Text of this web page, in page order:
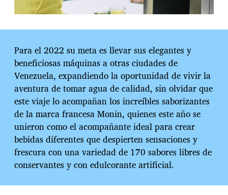
Para el 2022 su meta es llevar sus elegantes y
beneficiosas máquinas a otras ciudades de
Venezuela, expandiendo la oportunidad de vivir la
aventura de tomar agua de calidad, sin olvidar que
este viaje lo acompañan los increíbles saborizantes
de la marca francesa Monin, quienes este año se
unieron como el acompañante ideal para crear
bebidas diferentes que despierten sensaciones y
frescura con una variedad de 170 sabores libres de
conservantes y con edulcorante artificial.